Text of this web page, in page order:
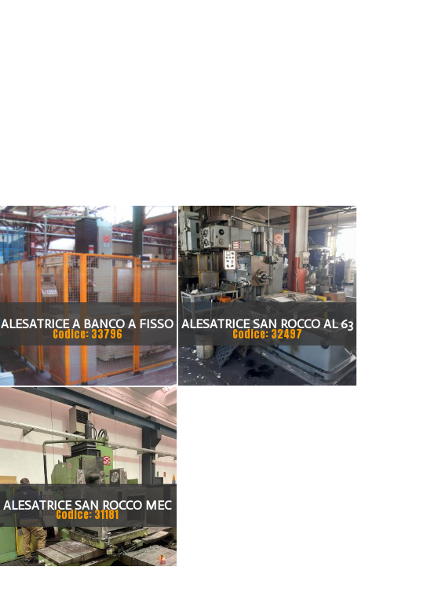
ALESATRICE A BANCO A FISSO
A CNC ECS 2401
Codice: 33796
ALESATRICE SAN ROCCO AL 63
Codice: 32497
ALESATRICE SAN ROCCO MEC
80 B
Codice: 31181